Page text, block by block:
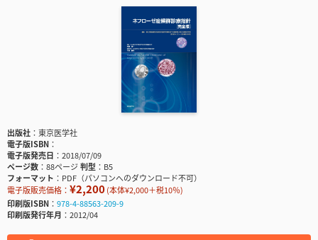
出版社
東京医学社
電子版ISBN
電子版発売日
2018/07/09
ページ数
88ページ判型
B5
フォーマット
PDF（パソコンへのダウンロード不可）
電子版販売価格： ¥2,200(本体¥2,000＋税10％)
印刷版ISBN
978-4-88563-209-9
印刷版発行年月
2012/04